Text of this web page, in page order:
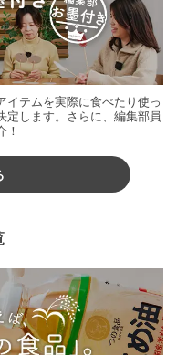
テムを実際に食べたり使っ
定します。さらに、編集部員
！